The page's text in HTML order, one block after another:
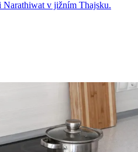
v jižním Thajsku.